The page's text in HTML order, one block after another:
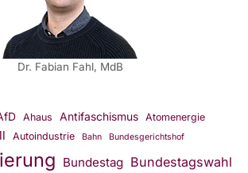
Dr. Fabian Fahl, MdB
Ahaus Antifaschismus Atomenergie
Autoindustrie Bahn Bundesgerichtshof
Bundestag Bundestagswahl